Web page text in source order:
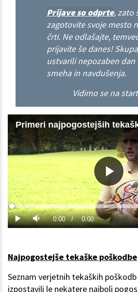
Prijave so odprte, zato
zagotovite svoje mesto
črti. Ne odlašajte,
prijavite še danes!
ustvarili nepozaben dan
smeha in navdušenja.
Vidimo se na
Primeri najpogostejših
Predvajaj
Tiho Current
0:00 / Duration
0:00
Loaded:
0%
Najpogostejše tekaške poškodbe
Seznam verjetnih tekaških
izpostavili le nekatere najbolj